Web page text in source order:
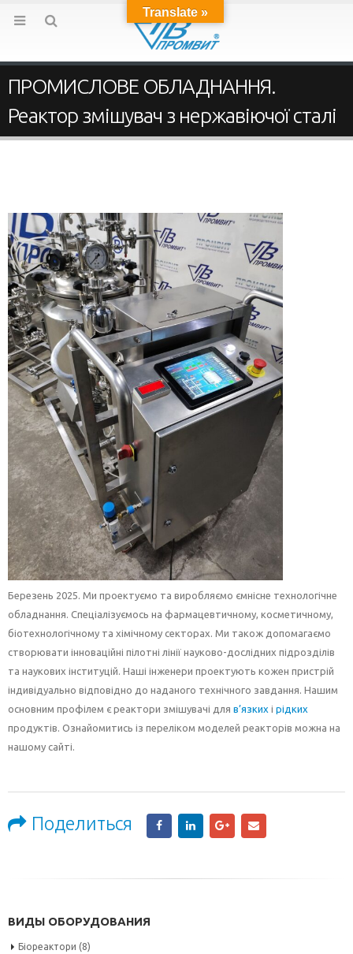
ПРОМИСЛОВЕ ОБЛАДНАННЯ.
Реактор змішувач з нержавіючої сталі
Березень 2025. Ми проектуємо та виробляємо ємнісне технологічне
обладнання. Спеціалізуємось на фармацевтичному, косметичному,
біотехнологічному та хімічному секторах. Ми також допомагаємо
створювати інноваційні пілотні лінії науково-дослідних підрозділів
та наукових інституцій. Наші інженери проектують кожен пристрій
індивідуально відповідно до наданого технічного завдання. Нашим
основним профілем є реактори змішувачі для в’язких і рідких
продуктів. Ознайомитись із переліком моделей реакторів можна на
нашому сайті.
Поделиться
ВИДЫ ОБОРУДОВАНИЯ
Біореактори (8)
Translate »